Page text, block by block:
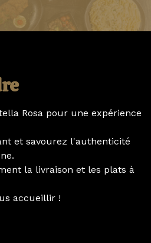
Rosa pour une expérience
et savourez l'authenticité
la livraison et les plats à
accueillir !